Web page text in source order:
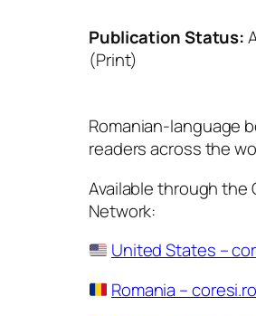
Publication Status:
(Print)
Romanian-language
readers across the
Available through the
Network:
United States –
Romania – coresi.ro